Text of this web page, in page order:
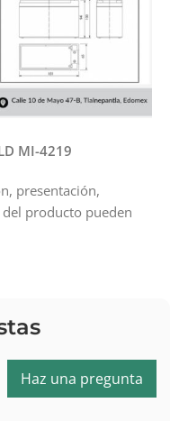
MI-4219
presentación,
producto pueden
Haz una pregunta